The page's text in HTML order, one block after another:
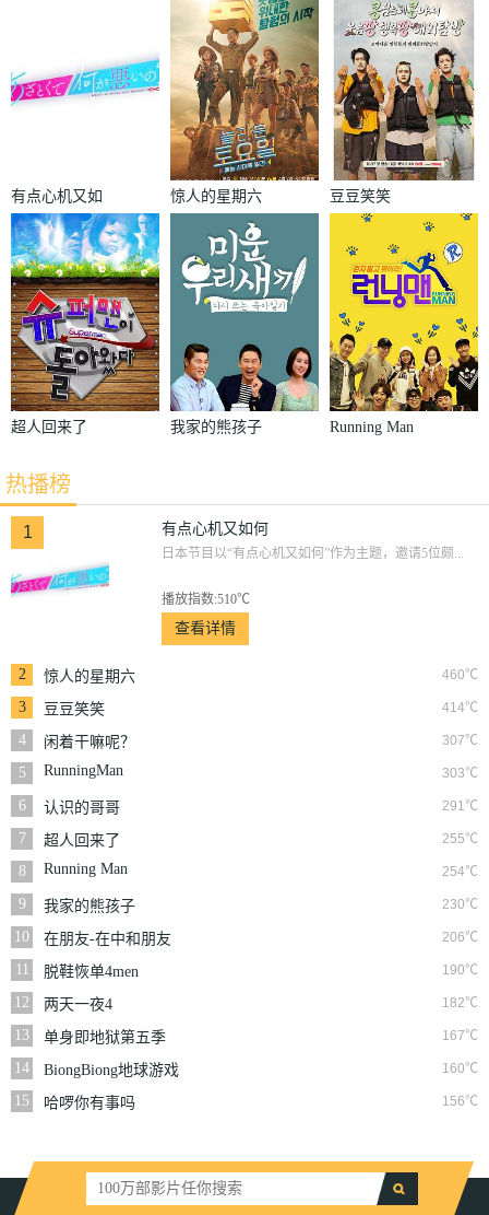
有点心机又如
何
惊人的星期六 豆豆笑笑
超人回来了 我家的熊孩子 Running Man
热播榜
1 有点心机又如何
日本节目以“有点心机又如何”作为主题，邀请5位颇...
播放指数:510℃
查看详情
2 460℃
惊人的星期六
3
414℃
豆豆笑笑
4
307℃
闲着干嘛呢？
5
303℃
RunningMan
6 291℃
认识的哥哥
7
255℃
超人回来了
8
254℃
Running Man
9 230℃
我家的熊孩子
10
206℃
在朋友-在中和朋友
们
11 190℃
脱鞋恢单4men
12
182℃
两天一夜4
13
167℃
单身即地狱第五季
14
160℃
BiongBiong地球游戏
厅第三季
15 156℃
哈啰你有事吗